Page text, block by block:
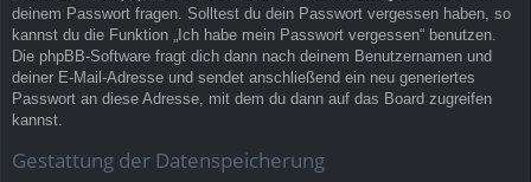
deinem Passwort fragen. Solltest du dein Passwort vergessen haben, so
kannst du die Funktion „Ich habe mein Passwort vergessen“ benutzen.
Die phpBB-Software fragt dich dann nach deinem Benutzernamen und
deiner E-Mail-Adresse und sendet anschließend ein neu generiertes
Passwort an diese Adresse, mit dem du dann auf das Board zugreifen
kannst.
Gestattung der Datenspeicherung